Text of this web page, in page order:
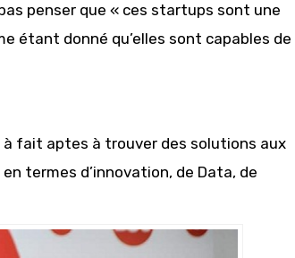
penser que « ces startups sont une
étant donné qu’elles sont capables de
fait aptes à trouver des solutions aux
termes d’innovation, de Data, de